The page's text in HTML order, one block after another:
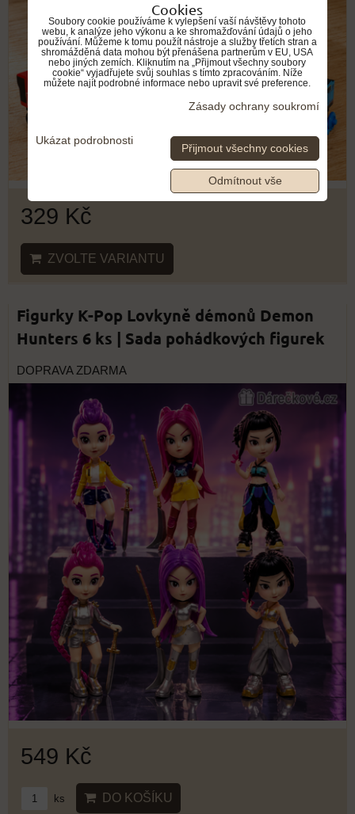
329 Kč
ZVOLTE VARIANTU
Figurky K-Pop Lovkyně démonů Demon
Hunters 6 ks | Sada pohádkových figurek
DOPRAVA ZDARMA
549 Kč
ks DO KOŠÍKU
Cookies
Soubory cookie používáme k vylepšení vaší návštěvy tohoto
webu, k analýze jeho výkonu a ke shromažďování údajů o jeho
používání. Můžeme k tomu použít nástroje a služby třetích stran a
shromážděná data mohou být přenášena partnerům v EU, USA
nebo jiných zemích. Kliknutím na „Přijmout všechny soubory
cookie“ vyjadřujete svůj souhlas s tímto zpracováním. Níže
můžete najít podrobné informace nebo upravit své preference.
Zásady ochrany soukromí
Ukázat podrobnosti
Přijmout všechny cookies
Odmítnout vše